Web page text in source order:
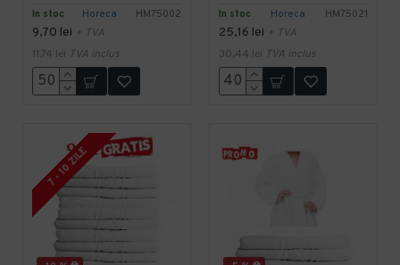
In stoc Horeca HM75002
9,70 lei + TVA
11,74 lei TVA inclus
In stoc Horeca HM75021
25,16 lei + TVA
30,44 lei TVA inclus
7 - 10 ZILE